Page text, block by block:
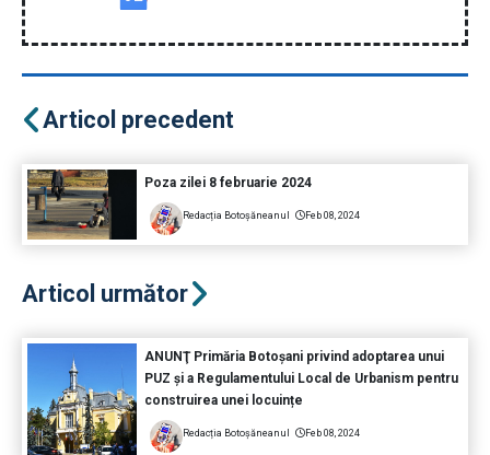
Articol precedent
Poza zilei 8 februarie 2024
Redacția Botoșăneanul Feb 08, 2024
Articol următor
ANUNŢ Primăria Botoșani privind adoptarea unui
PUZ și a Regulamentului Local de Urbanism pentru
construirea unei locuințe
Redacția Botoșăneanul Feb 08, 2024